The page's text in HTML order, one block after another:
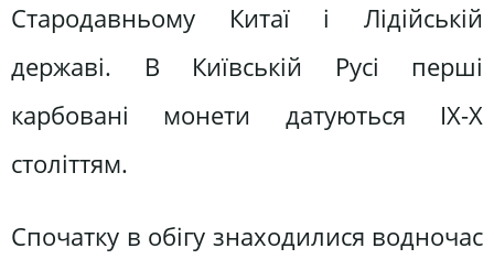
Стародавньому Китаї і Лідійській
державі. В Київській Русі перші
карбовані монети датуються ІХ-Х
століттям.
Спочатку в обігу знаходилися водночас